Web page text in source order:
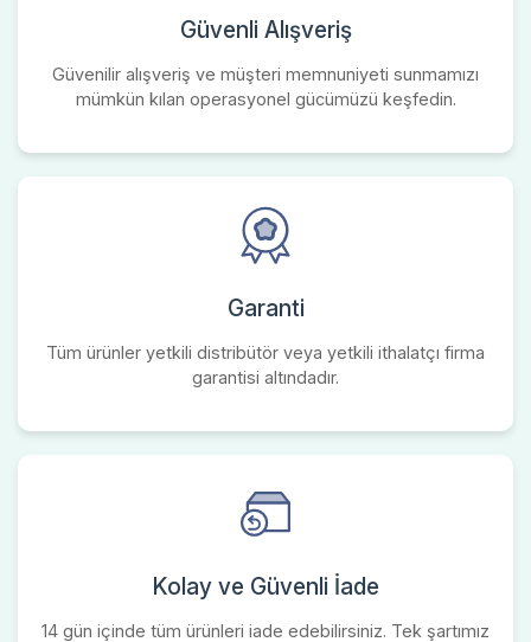
Güvenli Alışveriş
Güvenilir alışveriş ve müşteri memnuniyeti sunmamızı
mümkün kılan operasyonel gücümüzü keşfedin.
Garanti
Tüm ürünler yetkili distribütör veya yetkili ithalatçı firma
garantisi altındadır.
Kolay ve Güvenli İade
14 gün içinde tüm ürünleri iade edebilirsiniz. Tek şartımız